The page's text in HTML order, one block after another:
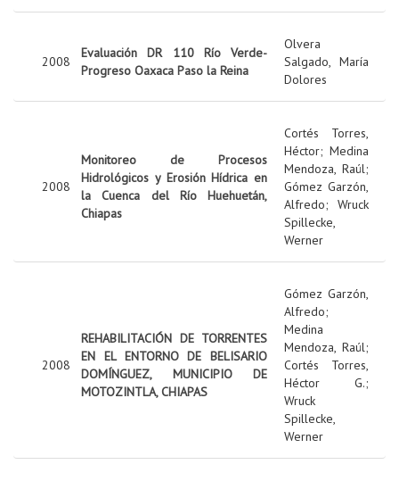
2008
Evaluación DR 110 Río Verde-
Progreso Oaxaca Paso la Reina
Olvera
Salgado, María
Dolores
2008
Monitoreo de Procesos
Hidrológicos y Erosión Hídrica en
la Cuenca del Río Huehuetán,
Chiapas
Cortés Torres,
Héctor; Medina
Mendoza, Raúl;
Gómez Garzón,
Alfredo; Wruck
Spillecke,
Werner
2008
REHABILITACIÓN DE TORRENTES
EN EL ENTORNO DE BELISARIO
DOMÍNGUEZ, MUNICIPIO DE
MOTOZINTLA, CHIAPAS
Gómez Garzón,
Alfredo;
Medina
Mendoza, Raúl;
Cortés Torres,
Héctor G.;
Wruck
Spillecke,
Werner